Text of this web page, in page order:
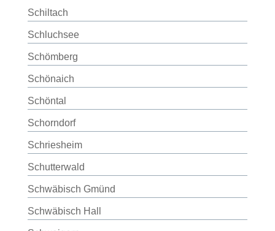
Schiltach
Schluchsee
Schömberg
Schönaich
Schöntal
Schorndorf
Schriesheim
Schutterwald
Schwäbisch Gmünd
Schwäbisch Hall